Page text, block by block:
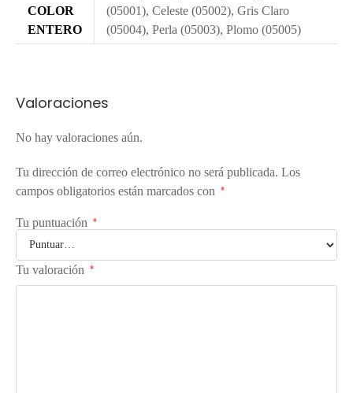
COLOR
ENTERO
(05001), Celeste (05002), Gris Claro
(05004), Perla (05003), Plomo (05005)
Valoraciones
No hay valoraciones aún.
Tu dirección de correo electrónico no será publicada. Los
campos obligatorios están marcados con
*
Tu puntuación *
Tu valoración *